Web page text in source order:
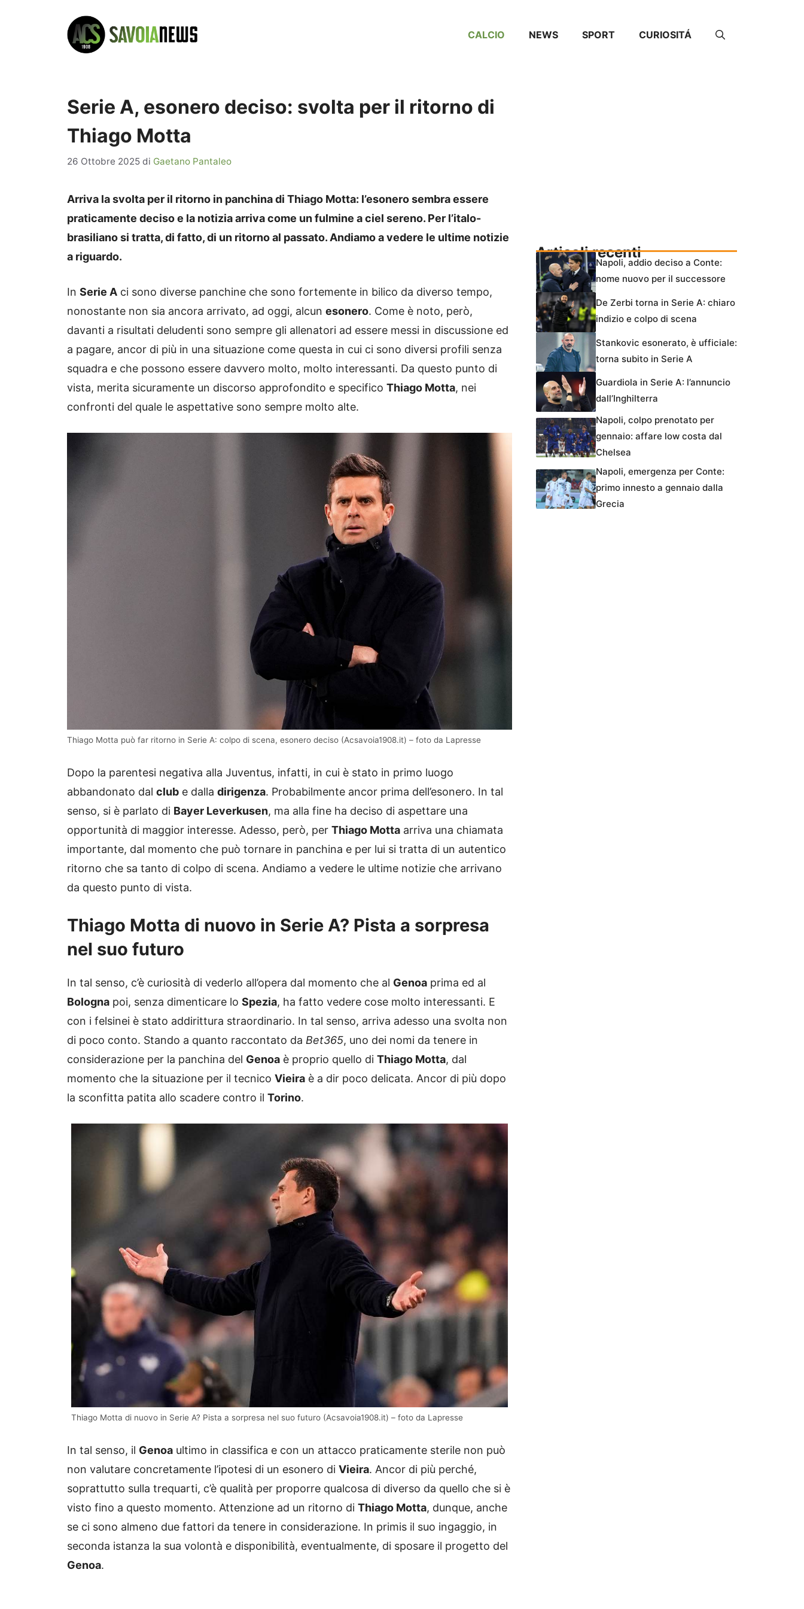
CALCIO NEWS SPORT CURIOSITÁ
Serie A, esonero deciso: svolta per il ritorno di
Thiago Motta
26 Ottobre 2025 di Gaetano Pantaleo
Arriva la svolta per il ritorno in panchina di Thiago Motta: l’esonero sembra essere
praticamente deciso e la notizia arriva come un fulmine a ciel sereno. Per l’italo-
brasiliano si tratta, di fatto, di un ritorno al passato. Andiamo a vedere le ultime notizie
a riguardo.
In Serie A ci sono diverse panchine che sono fortemente in bilico da diverso tempo,
nonostante non sia ancora arrivato, ad oggi, alcun esonero. Come è noto, però,
davanti a risultati deludenti sono sempre gli allenatori ad essere messi in discussione ed
a pagare, ancor di più in una situazione come questa in cui ci sono diversi profili senza
squadra e che possono essere davvero molto, molto interessanti. Da questo punto di
vista, merita sicuramente un discorso approfondito e specifico Thiago Motta, nei
confronti del quale le aspettative sono sempre molto alte.
Thiago Motta può far ritorno in Serie A: colpo di scena, esonero deciso (Acsavoia1908.it) – foto da Lapresse
Dopo la parentesi negativa alla Juventus, infatti, in cui è stato in primo luogo
abbandonato dal club e dalla dirigenza. Probabilmente ancor prima dell’esonero. In tal
senso, si è parlato di Bayer Leverkusen, ma alla fine ha deciso di aspettare una
opportunità di maggior interesse. Adesso, però, per Thiago Motta arriva una chiamata
importante, dal momento che può tornare in panchina e per lui si tratta di un autentico
ritorno che sa tanto di colpo di scena. Andiamo a vedere le ultime notizie che arrivano
da questo punto di vista.
Thiago Motta di nuovo in Serie A? Pista a sorpresa
nel suo futuro
In tal senso, c’è curiosità di vederlo all’opera dal momento che al Genoa prima ed al
Bologna poi, senza dimenticare lo Spezia, ha fatto vedere cose molto interessanti. E
con i felsinei è stato addirittura straordinario. In tal senso, arriva adesso una svolta non
di poco conto. Stando a quanto raccontato da Bet365, uno dei nomi da tenere in
considerazione per la panchina del Genoa è proprio quello di Thiago Motta, dal
momento che la situazione per il tecnico Vieira è a dir poco delicata. Ancor di più dopo
la sconfitta patita allo scadere contro il Torino.
Thiago Motta di nuovo in Serie A? Pista a sorpresa nel suo futuro (Acsavoia1908.it) – foto da Lapresse
In tal senso, il Genoa ultimo in classifica e con un attacco praticamente sterile non può
non valutare concretamente l’ipotesi di un esonero di Vieira. Ancor di più perché,
soprattutto sulla trequarti, c’è qualità per proporre qualcosa di diverso da quello che si è
visto fino a questo momento. Attenzione ad un ritorno di Thiago Motta, dunque, anche
se ci sono almeno due fattori da tenere in considerazione. In primis il suo ingaggio, in
seconda istanza la sua volontà e disponibilità, eventualmente, di sposare il progetto del
Genoa.
Articoli recenti
Napoli, addio deciso a Conte:
nome nuovo per il successore
De Zerbi torna in Serie A: chiaro
indizio e colpo di scena
Stankovic esonerato, è ufficiale:
torna subito in Serie A
Guardiola in Serie A: l’annuncio
dall’Inghilterra
Napoli, colpo prenotato per
gennaio: affare low costa dal
Chelsea
Napoli, emergenza per Conte:
primo innesto a gennaio dalla
Grecia